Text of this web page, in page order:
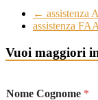
← assistenza
assistenza
Vuoi maggiori
Nome Cognome *